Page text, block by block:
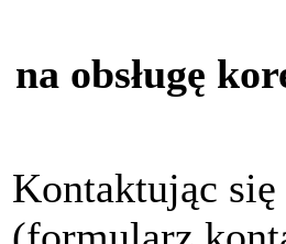
na obsługę
Kontaktując